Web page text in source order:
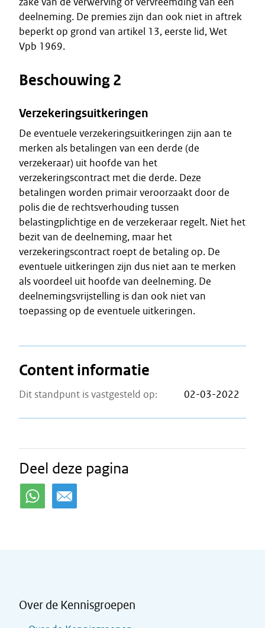
deelneming. De premies zijn dan ook niet in aftrek
beperkt op grond van artikel 13, eerste lid, Wet
Vpb 1969.
Beschouwing 2
Verzekeringsuitkeringen
De eventuele verzekeringsuitkeringen zijn aan te
merken als betalingen van een derde (de
verzekeraar) uit hoofde van het
verzekeringscontract met die derde. Deze
betalingen worden primair veroorzaakt door de
polis die de rechtsverhouding tussen
belastingplichtige en de verzekeraar regelt. Niet het
bezit van de deelneming, maar het
verzekeringscontract roept de betaling op. De
eventuele uitkeringen zijn dus niet aan te merken
als voordeel uit hoofde van deelneming. De
deelnemingsvrijstelling is dan ook niet van
toepassing op de eventuele uitkeringen.
Content informatie
Dit standpunt is vastgesteld op: 02-03-2022
Deel deze pagina
Over de Kennisgroepen